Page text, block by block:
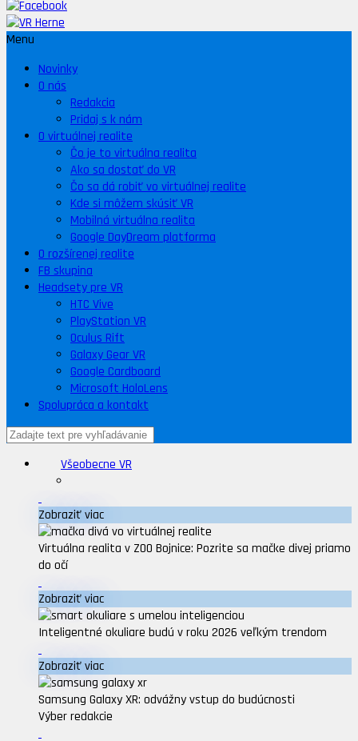
Menu
Novinky
O nás
Redakcia
Pridaj s k nám
O virtuálnej realite
Čo je to virtuálna realita
Ako sa dostať do VR
Čo sa dá robiť vo virtuálnej realite
Kde si môžem skúsiť VR
Mobilná virtuálna realita
Google DayDream platforma
O rozšírenej realite
FB skupina
Headsety pre VR
HTC Vive
PlayStation VR
Oculus Rift
Galaxy Gear VR
Google Cardboard
Microsoft HoloLens
Spolupráca a kontakt
Všeobecne VR
Zobraziť viac
Virtuálna realita v ZOO Bojnice: Pozrite sa mačke divej priamo
do očí
Zobraziť viac
Inteligentné okuliare budú v roku 2026 veľkým trendom
Zobraziť viac
Samsung Galaxy XR: odvážny vstup do budúcnosti
Výber redakcie